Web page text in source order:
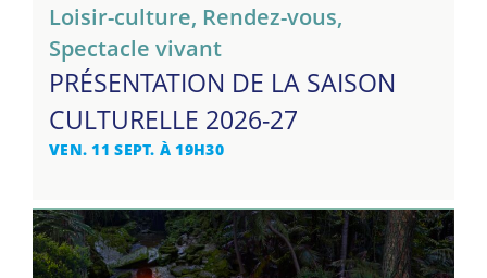
Loisir-culture, Rendez-vous,
Spectacle vivant
PRÉSENTATION DE LA SAISON
CULTURELLE 2026-27
VEN. 11 SEPT. À 19H30